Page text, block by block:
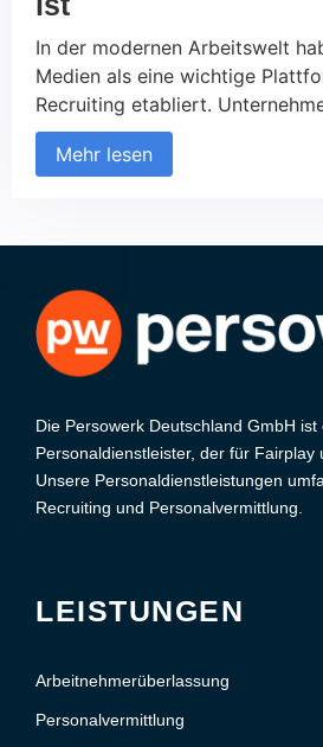
In der modernen Arbeitswelt
Medien als eine wichtige
Recruiting etabliert.
ausschließlich auf traditionelle
Jobportale und Printmedien
zu treten. Diese Entwicklung
das Recruiting über Soziale
und worauf sollte geachtet
Mehr lesen
Die Persowerk Deutschland GmbH ist
Personaldienstleister, der für Fairplay
Unsere Personaldienstleistungen
Recruiting und Personalvermittlung.
LEISTUNGEN
Arbeitnehmerüberlassung
Personalvermittlung